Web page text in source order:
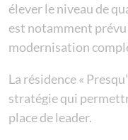
élever le niveau de
est notamment
modernisation
La résidence «
stratégie qui
place de leader.